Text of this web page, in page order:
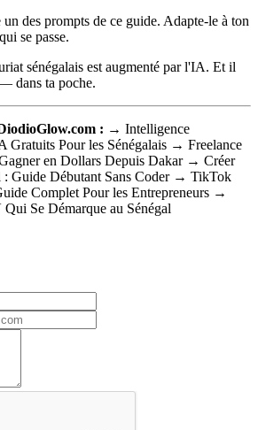
des prompts de ce guide. Adapte-le à ton
se passe.
sénégalais est augmenté par l'IA. Et il
dans ta poche.
: → Intelligence
Pour les Sénégalais → Freelance
en Dollars Depuis Dakar → Créer
: Guide Débutant Sans Coder → TikTok
Complet Pour les Entrepreneurs →
Se Démarque au Sénégal